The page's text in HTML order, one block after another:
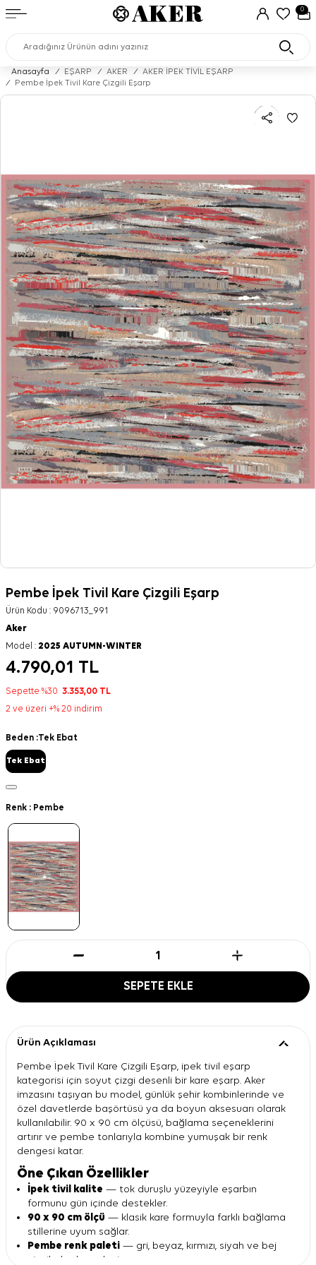
0
Anasayfa / EŞARP / AKER /
AKER İPEK TİVİL EŞARP
/
Pembe İpek Tivil Kare Çizgili Eşarp
Pembe İpek Tivil Kare Çizgili Eşarp
Ürün Kodu : 9096713_991
Aker
Model : 2025 AUTUMN-WINTER
4.790,01 TL
Sepette %30 3.353,00 TL
2 ve üzeri +% 20 indirim
Beden :Tek Ebat
Tek Ebat
Renk : Pembe
SEPETE EKLE
Ürün Açıklaması
Pembe İpek Tivil Kare Çizgili Eşarp, ipek tivil eşarp
kategorisi için soyut çizgi desenli bir kare eşarp. Aker
imzasını taşıyan bu model, günlük şehir kombinlerinde ve
özel davetlerde başörtüsü ya da boyun aksesuarı olarak
kullanılabilir. 90 x 90 cm ölçüsü, bağlama seçeneklerini
artırır ve pembe tonlarıyla kombine yumuşak bir renk
dengesi katar.
Öne Çıkan Özellikler
İpek tivil kalite — tok duruşlu yüzeyiyle eşarbın
formunu gün içinde destekler.
90 x 90 cm ölçü — klasik kare formuyla farklı bağlama
stillerine uyum sağlar.
Pembe renk paleti — gri, beyaz, kırmızı, siyah ve bej
çizgilerle dengelenir.